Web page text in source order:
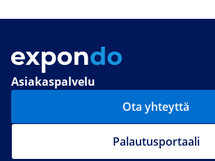
Asiakaspalvelu
Ota yhteyttä
Palautusportaali